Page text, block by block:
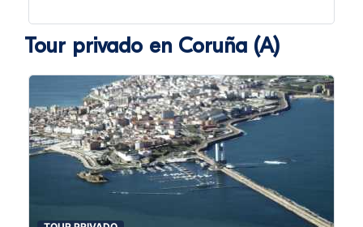
Tour privado en Coruña (A)